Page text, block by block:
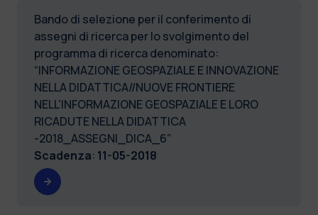
Bando di selezione per il conferimento di
assegni di ricerca per lo svolgimento del
programma di ricerca denominato:
“INFORMAZIONE GEOSPAZIALE E INNOVAZIONE
NELLA DIDATTICA//NUOVE FRONTIERE
NELL'INFORMAZIONE GEOSPAZIALE E LORO
RICADUTE NELLA DIDATTICA
-2018_ASSEGNI_DICA_6”
Scadenza: 11-05-2018